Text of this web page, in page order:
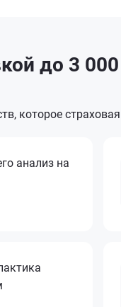
до 3
которое
анализ на